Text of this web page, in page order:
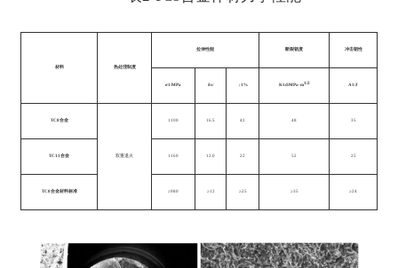
材料 热处理制度
拉伸性能 断裂韧度 冲击韧性
σ1/MPa δs/ ↓1% K1d/MPa·m1/2 A1/J
TC8合金
双重退火
1100 16.5 42 48 35
TC11合金 1160 12.0 22 52 25
TC8合金材料标准 ≥980 ≥12 ≥25 ≥35 ≥24